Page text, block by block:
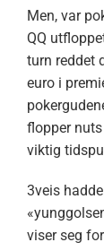
Men, var
QQ
turn reddet
euro i
flopper
viktig
3veis
viser seg